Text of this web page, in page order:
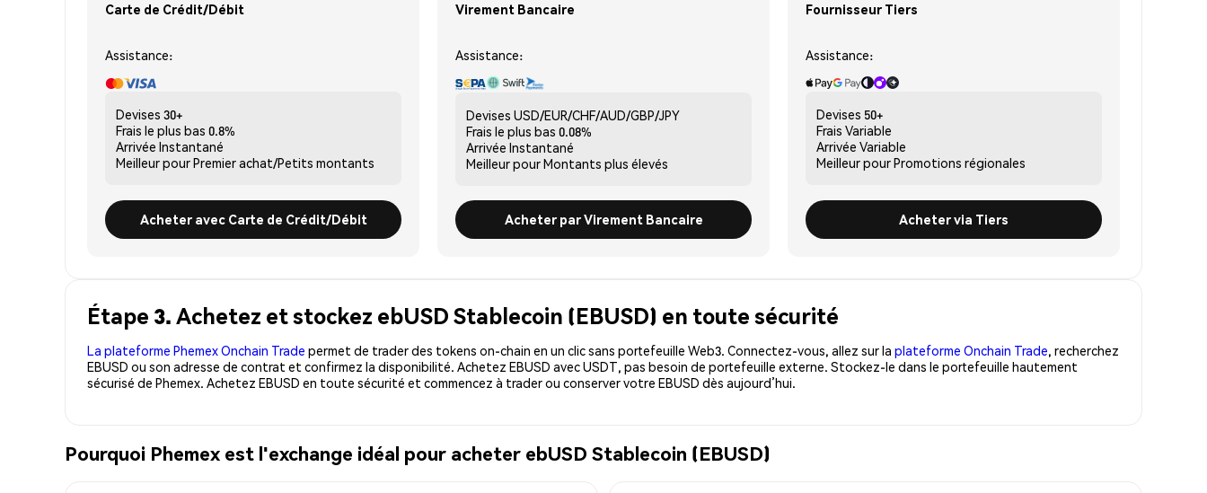
Carte de Crédit/Débit
Assistance:
Devises 30+
Frais le plus bas 0.8%
Arrivée Instantané
Meilleur pourPremier achat/Petits montants
Acheter avec Carte de Crédit/Débit
Virement Bancaire
Assistance:
Devises USD/EUR/CHF/AUD/GBP/JPY
Frais le plus bas 0.08%
Arrivée Instantané
Meilleur pourMontants plus élevés
Acheter par Virement Bancaire
Fournisseur Tiers
Assistance:
Devises 50+
Frais Variable
Arrivée Variable
Meilleur pourPromotions régionales
Acheter via Tiers
Étape 3. Achetez et stockez ebUSD Stablecoin (EBUSD) en toute sécurité
La plateforme Phemex Onchain Trade permet de trader des tokens on-chain en un clic sans portefeuille Web3. Connectez-vous, allez sur la plateforme Onchain Trade, recherchez
EBUSD ou son adresse de contrat et confirmez la disponibilité. Achetez EBUSD avec USDT, pas besoin de portefeuille externe. Stockez-le dans le portefeuille hautement
sécurisé de Phemex. Achetez EBUSD en toute sécurité et commencez à trader ou conserver votre EBUSD dès aujourd’hui.
Pourquoi Phemex est l'exchange idéal pour acheter ebUSD Stablecoin (EBUSD)